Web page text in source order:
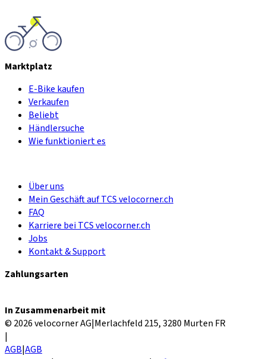
Marktplatz
E-Bike kaufen
Verkaufen
Beliebt
Händlersuche
Wie funktioniert es
Über uns
Mein Geschäft auf TCS velocorner.ch
FAQ
Karriere bei TCS velocorner.ch
Jobs
Kontakt & Support
Zahlungsarten
In Zusammenarbeit mit
© 2026 velocorner AG|Merlachfeld 215, 3280 Murten FR
|
AGB|AGB